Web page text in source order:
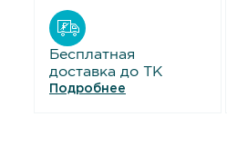
Бесплатная
доставка до ТК
Подробнее